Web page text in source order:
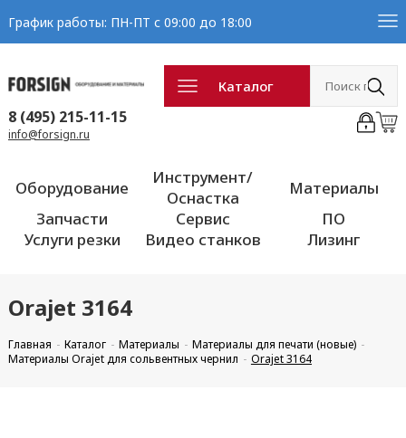
График работы: ПН-ПТ с 09:00 до 18:00
Каталог
8 (495) 215-11-15
info@forsign.ru
Оборудование
Инструмент/
Оснастка
Материалы
Запчасти
Сервис
ПО
Услуги резки
Видео станков Лизинг
Orajet 3164
Главная Каталог Материалы
Материалы для печати (новые)
Материалы Orajet для сольвентных чернил
Orajet 3164